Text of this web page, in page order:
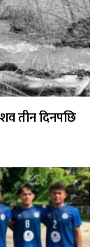
तीन दिनपछि